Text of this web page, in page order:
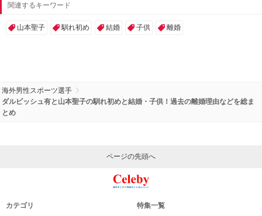
関連するキーワード
山本聖子 馴れ初め 結婚 子供 離婚
海外男性スポーツ選手
ダルビッシュ有と山本聖子の馴れ初めと結婚・子供！過去の離婚理由などを総ま
とめ
ページの先頭へ
カテゴリ 特集一覧